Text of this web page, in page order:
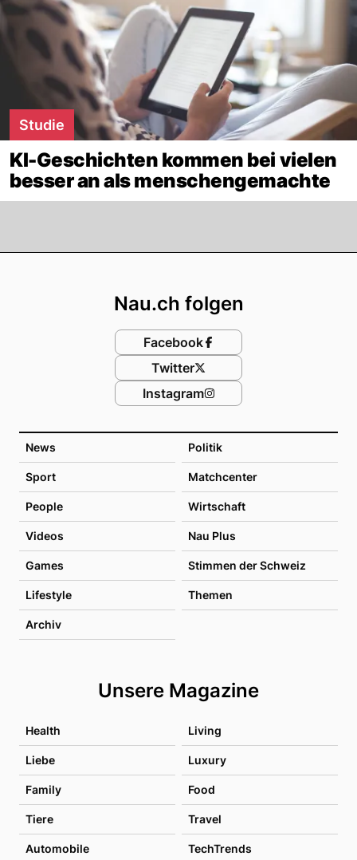
Studie
KI-Geschichten kommen bei vielen
besser an als menschengemachte
News Politik
Sport Matchcenter
People Wirtschaft
Videos Nau Plus
Games Stimmen der Schweiz
Lifestyle Themen
Archiv
Unsere Magazine
Health Living
Liebe Luxury
Family Food
Tiere Travel
Automobile TechTrends
Nau.ch folgen
Facebook
Twitter
Instagram